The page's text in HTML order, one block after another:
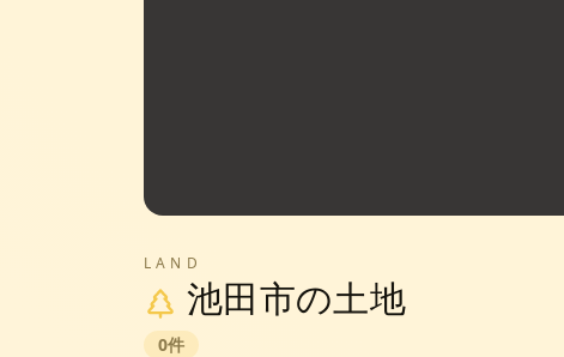
LAND
池田市の土地
0件